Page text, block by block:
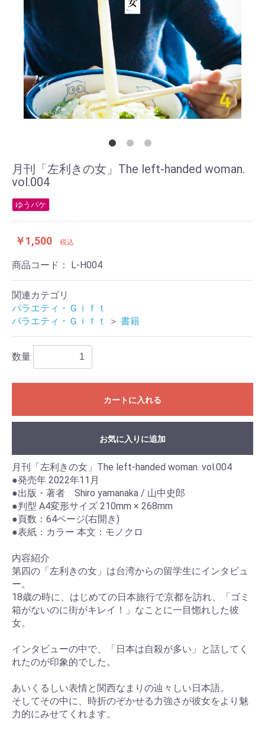
月刊「左利きの女」The left-handed woman.
vol.004
ゆうパケ
￥1,500 税込
商品コード： L-H004
関連カテゴリ
バラエティ・Ｇｉｆｔ
バラエティ・Ｇｉｆｔ
＞ 書籍
数量
カートに入れる
お気に入りに追加
月刊「左利きの女」The left-handed woman. vol.004
●発売年 2022年11月
●出版・著者 Shiro yamanaka / 山中史郎
●判型 A4変形サイズ 210mm × 268mm
●頁数：64ページ(右開き)
●表紙：カラー 本文：モノクロ
内容紹介
第四の「左利きの女」は台湾からの留学生にインタビュ
ー。
18歳の時に、はじめての日本旅行で京都を訪れ、「ゴミ
箱がないのに街がキレイ！」なことに一目惚れした彼
女。
インタビューの中で、「日本は自殺が多い」と話してく
れたのが印象的でした。
あいくるしい表情と関西なまりの辿々しい日本語。
そしてその中に、時折のぞかせる力強さが彼女をより魅
力的にみせてくれます。